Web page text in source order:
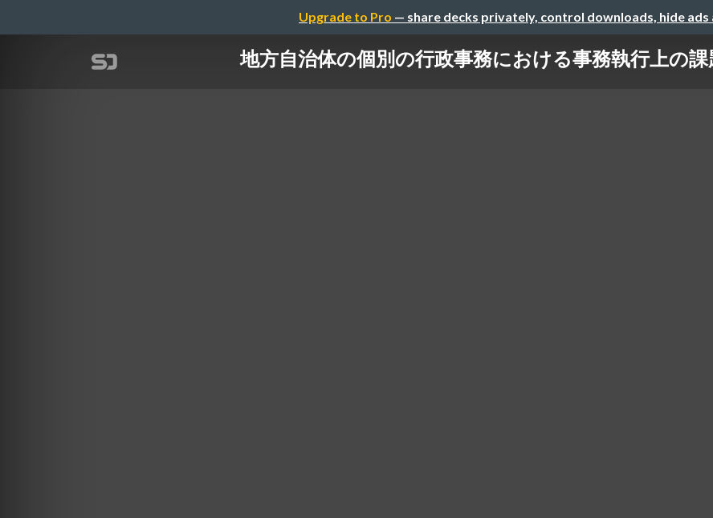
Upgrade to Pro — share decks privately, control downloads, hide ads
地方自治体の個別の行政事務における事務執行上の